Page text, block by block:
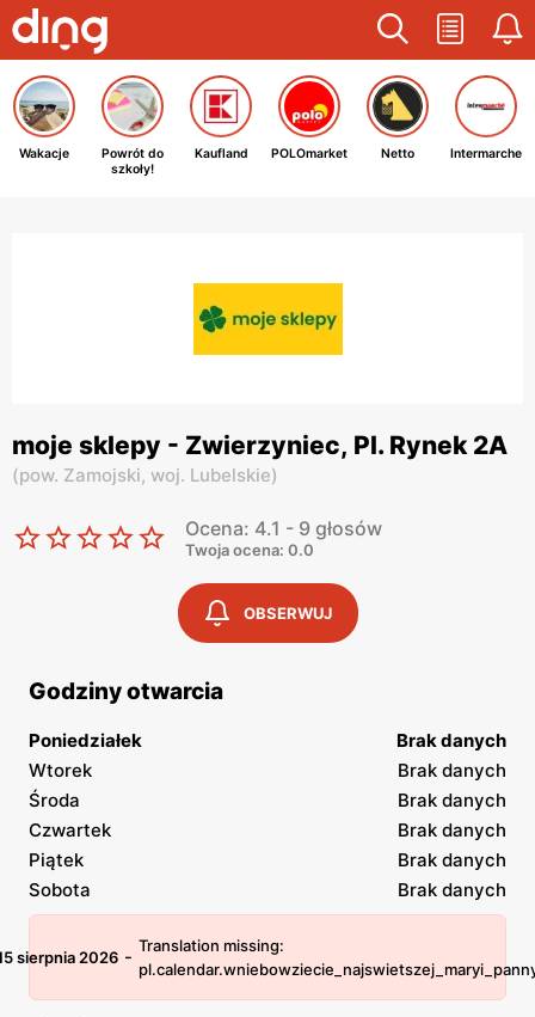
Wakacje
Powrót do
szkoły!
Kaufland POLOmarket Netto Intermarche
moje sklepy - Zwierzyniec, Pl. Rynek 2A
(pow. Zamojski, woj. Lubelskie)
Ocena: 4.1 - 9 głosów
Twoja ocena: 0.0
OBSERWUJ
Godziny otwarcia
Poniedziałek
Brak danych
Wtorek
Brak danych
Środa
Brak danych
Czwartek
Brak danych
Piątek
Brak danych
Sobota
Brak danych
sierpnia 2026 - Translation missing: